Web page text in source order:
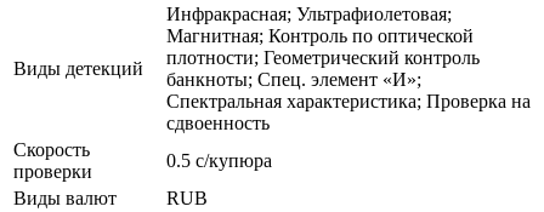
Виды детекций
Инфракрасная; Ультрафиолетовая;
Магнитная; Контроль по оптической
плотности; Геометрический контроль
банкноты; Спец. элемент «И»;
Спектральная характеристика; Проверка на
сдвоенность
Скорость
проверки
0.5 с/купюра
Виды валют
RUB